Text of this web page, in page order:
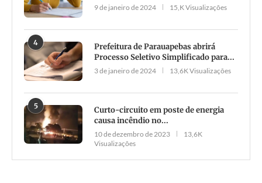
9 de janeiro de 2024 15,K Visualizações
4
Prefeitura de Parauapebas abrirá
Processo Seletivo Simplificado para...
3 de janeiro de 2024 13,6K Visualizações
5
Curto-circuito em poste de energia
causa incêndio no...
10 de dezembro de 2023
13,6K
Visualizações